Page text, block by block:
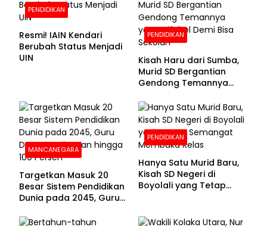
PENDIDIKAN
Resmi! IAIN Kendari
Berubah Status Menjadi
UIN
PENDIDIKAN
Kisah Haru dari Sumba,
Murid SD Bergantian
Gendong Temannya
Sekolah
MANCANEGARA
Targetkan Masuk 20
Besar Sistem Pendidikan
Dunia pada 2045, Guru
100 Persen
PENDIDIKAN
Hanya Satu Murid Baru,
Kisah SD Negeri di
Boyolali yang Tetap